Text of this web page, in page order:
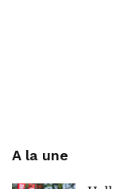
A la une